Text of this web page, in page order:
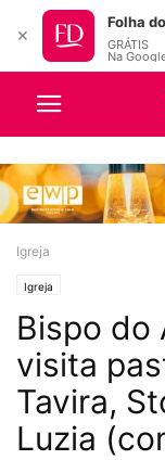
Igreja
Igreja
Bispo do
visita
Tavira,
Luzia
✕
Folha
GRÁTIS
Na